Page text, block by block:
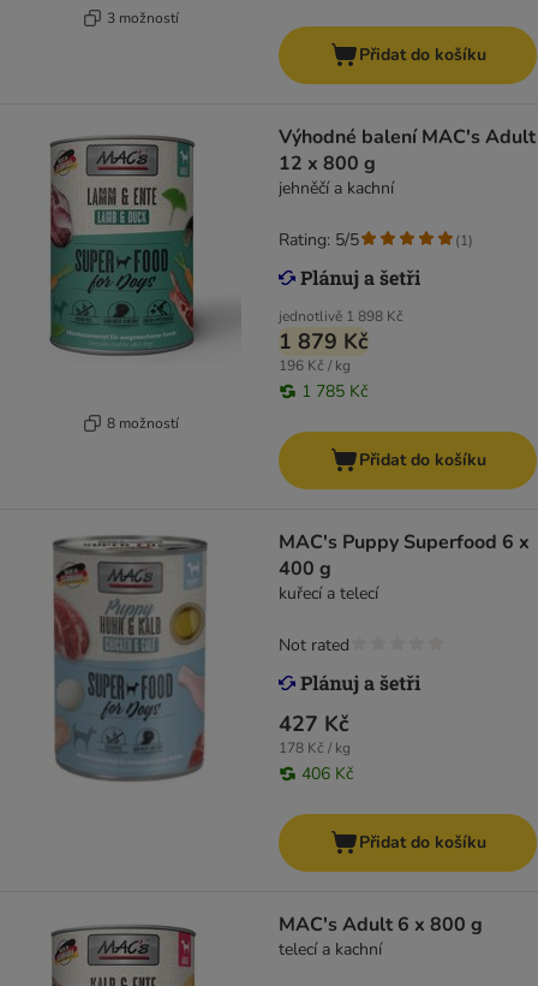
3 možností
Přidat do košíku
8 možností
Výhodné balení MAC's Adult
12 x 800 g
jehněčí a kachní
jednotlivě 1 898 Kč
1 879 Kč
196 Kč / kg
1 785 Kč
Rating: 5/5 (1)
Přidat do košíku
MAC's Puppy Superfood 6 x
400 g
kuřecí a telecí
427 Kč
178 Kč / kg
406 Kč
Not rated
Přidat do košíku
MAC's Adult 6 x 800 g
telecí a kachní